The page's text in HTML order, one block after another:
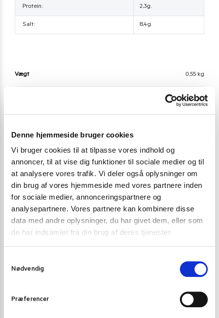
Denne hjemmeside bruger cookies
Vi bruger cookies til at tilpasse vores indhold og
annoncer, til at vise dig funktioner til sociale medier og til
at analysere vores trafik. Vi deler også oplysninger om
din brug af vores hjemmeside med vores partnere inden
for sociale medier, annonceringspartnere og
analysepartnere. Vores partnere kan kombinere disse
data med andre oplysninger, du har givet dem, eller som
de har indsamlet fra din brug af deres tjenester.
Nødvendig
Præferencer
Protein: 2,3g.
Salt: 8,4g.
Vægt 0,55 kg
Thailand
Allergier - Fri for
Fisk, Gluten, Mælk, Nødder, Ost, Selleri,
Sennep, Sesam, Skaldyr, Soja, Sulfitter, Æg
Brand
Vær den første til at anmelde “Sriracha Sauce Mint
Du skal være